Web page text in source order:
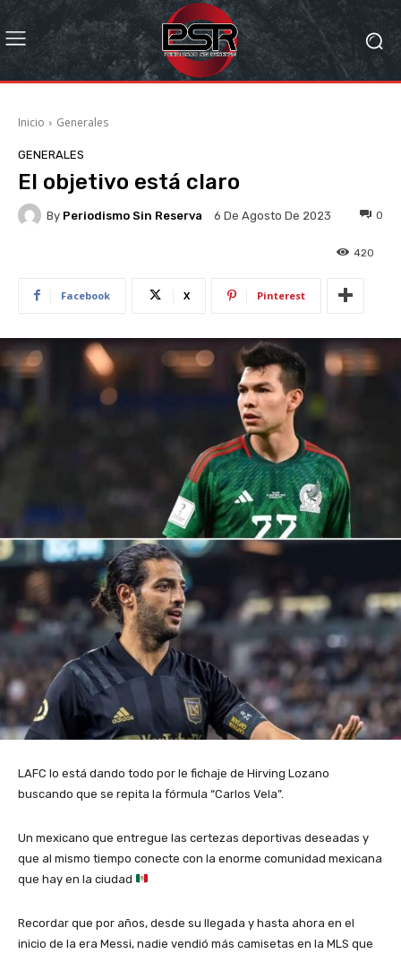
Inicio Generales
GENERALES
El objetivo está claro
By Periodismo Sin Reserva 6 De Agosto De 2023 0
420
Facebook X Pinterest
LAFC lo está dando todo por le fichaje de Hirving Lozano
buscando que se repita la fórmula “Carlos Vela”.
Un mexicano que entregue las certezas deportivas deseadas y
que al mismo tiempo conecte con la enorme comunidad mexicana
que hay en la ciudad
Recordar que por años, desde su llegada y hasta ahora en el
inicio de la era Messi, nadie vendió más camisetas en la MLS que